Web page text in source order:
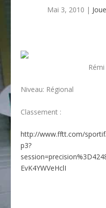
Mai 3, 2010 |
Rémi
Niveau: Régional
Classement :
http://www.fftt.com/
p3?
EvK4YWVeHclI